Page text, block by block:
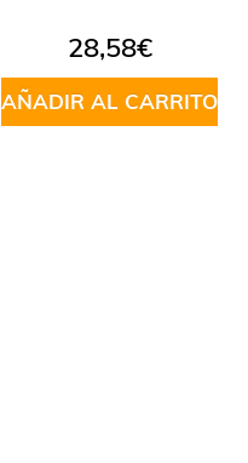
28,58€
AÑADIR AL CARRITO